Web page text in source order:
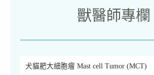
獸醫師專欄
犬貓肥大細胞瘤 Mast cell Tumor (MCT)